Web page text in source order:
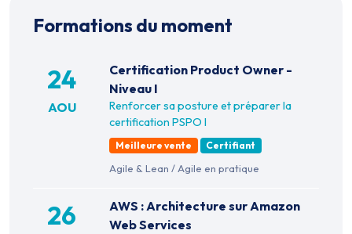
Formations du moment
24
AOU
Certification Product Owner -
Niveau I
Renforcer sa posture et préparer la
certification PSPO I
Meilleure vente Certifiant
Agile & Lean / Agile en pratique
26
AWS : Architecture sur Amazon
Web Services